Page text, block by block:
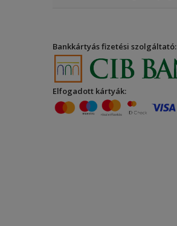
Bankkártyás fizetési szolgáltató:
Elfogadott kártyák: